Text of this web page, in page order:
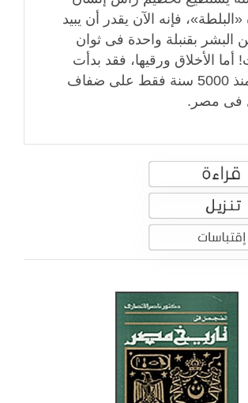
«البلطة»، فإنه الآن يقدر أن يبيد
البشر بقنبلة واحدة فى ثوان
أما الأخلاق ورقيها، فقد بدأت
تتشكل منذ 5000 سنة فقط على ضفاف
فى مصر.